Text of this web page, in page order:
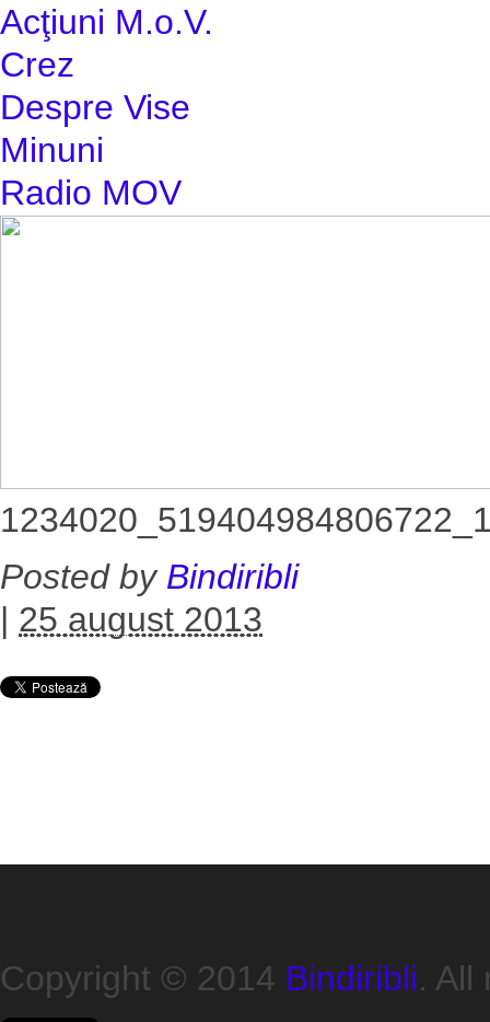
Acţiuni M.o.V.
Crez
Despre Vise
Minuni
Radio MOV
Posted by Bindiribli
| 25 august 2013
Copyright © 2014 Bindiribli. All